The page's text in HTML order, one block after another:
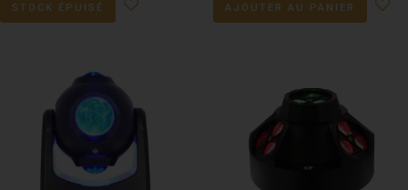
STOCK ÉPUISÉ AJOUTER AU PANIER